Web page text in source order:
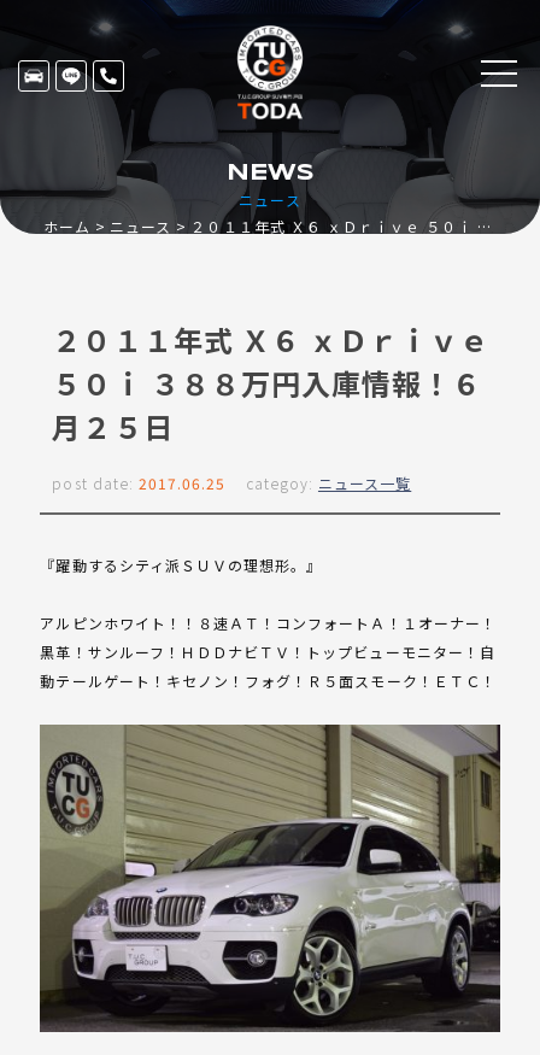
ニュース
NEWS
ホーム ニュース ２０１１年式 Ｘ６ ｘＤｒｉｖｅ ５０ｉ ３８８万円入庫情報！６月２５日
２０１１年式 Ｘ６ ｘＤｒｉｖｅ
５０ｉ ３８８万円入庫情報！６
月２５日
post date: 2017.06.25 categoy: ニュース一覧
『躍動するシティ派ＳＵＶの理想形。』
アルピンホワイト！！８速ＡＴ！コンフォートＡ！１オーナー！
黒革！サンルーフ！ＨＤＤナビＴＶ！トップビューモニター！自
動テールゲート！キセノン！フォグ！Ｒ５面スモーク！ＥＴＣ！